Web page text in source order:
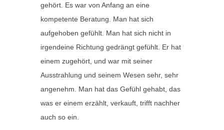
gehört. Es war von Anfang an eine
kompetente Beratung. Man hat sich
aufgehoben gefühlt. Man hat sich nicht in
irgendeine Richtung gedrängt gefühlt. Er hat
einem zugehört, und war mit seiner
Ausstrahlung und seinem Wesen sehr, sehr
angenehm. Man hat das Gefühl gehabt, das
was er einem erzählt, verkauft, trifft nachher
auch so ein.